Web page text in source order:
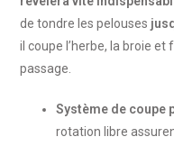
de tondre les pelouses
il coupe l’herbe, la broie et
passage.
Système de coupe
rotation libre